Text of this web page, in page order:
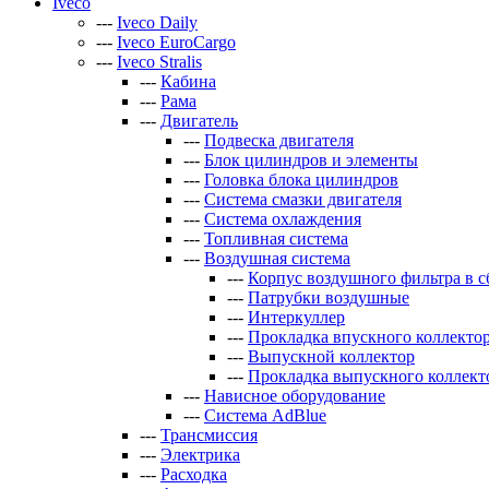
--- Iveco Daily
--- Iveco EuroCargo
--- Iveco Stralis
--- Кабина
--- Рама
--- Двигатель
--- Подвеска двигателя
--- Блок цилиндров и элементы
--- Головка блока цилиндров
--- Система смазки двигателя
--- Система охлаждения
--- Топливная система
--- Воздушная система
--- Корпус воздушного фильтра в
--- Патрубки воздушные
--- Интеркуллер
--- Прокладка впускного
--- Выпускной коллектор
--- Прокладка выпускного
--- Нависное оборудование
--- Система AdBlue
--- Трансмиссия
--- Электрика
--- Расходка